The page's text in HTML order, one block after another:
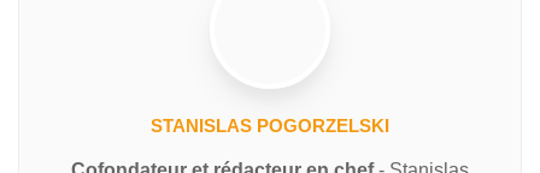
STANISLAS POGORZELSKI